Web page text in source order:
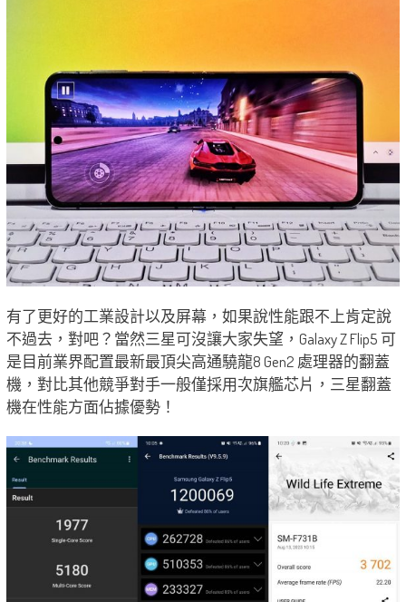
有了更好的工業設計以及屏幕，如果說性能跟不上肯定說
不過去，對吧？當然三星可沒讓大家失望，Galaxy Z Flip5 可
是目前業界配置最新最頂尖高通驍龍8 Gen2 處理器的翻蓋
機，對比其他競爭對手一般僅採用次旗艦芯片，三星翻蓋
機在性能方面佔據優勢！